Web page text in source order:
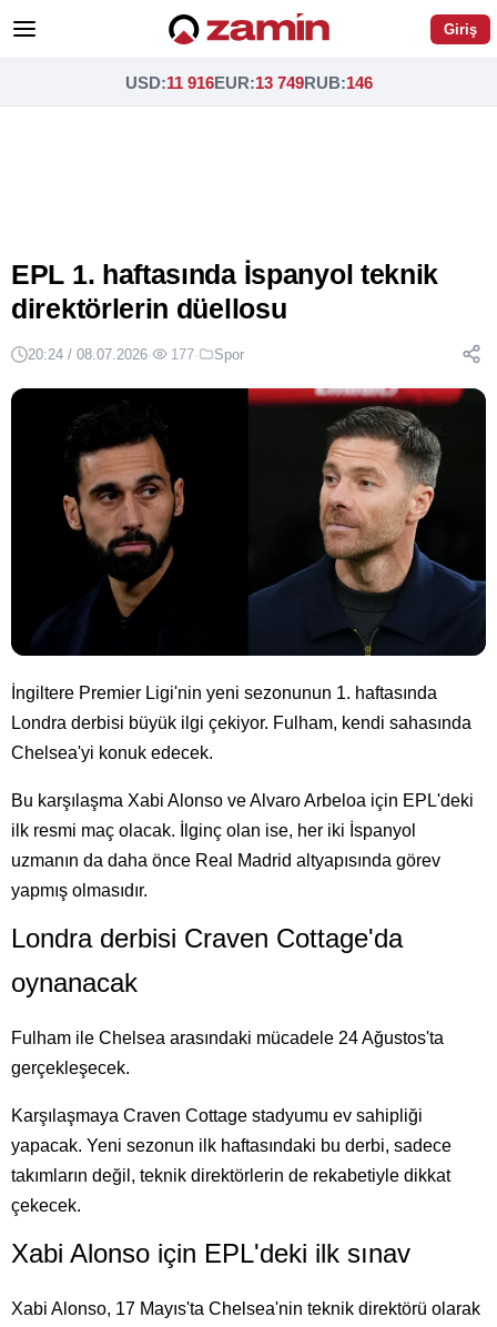
Giriş
USD:11 916EUR:13 749RUB:146
EPL 1. haftasında İspanyol teknik
direktörlerin düellosu
20:24 / 08.07.2026· 177· Spor
İngiltere Premier Ligi'nin yeni sezonunun 1. haftasında
Londra derbisi büyük ilgi çekiyor. Fulham, kendi sahasında
Chelsea'yi konuk edecek.
Bu karşılaşma Xabi Alonso ve Alvaro Arbeloa için EPL'deki
ilk resmi maç olacak. İlginç olan ise, her iki İspanyol
uzmanın da daha önce Real Madrid altyapısında görev
yapmış olmasıdır.
Londra derbisi Craven Cottage'da
oynanacak
Fulham ile Chelsea arasındaki mücadele 24 Ağustos'ta
gerçekleşecek.
Karşılaşmaya Craven Cottage stadyumu ev sahipliği
yapacak. Yeni sezonun ilk haftasındaki bu derbi, sadece
takımların değil, teknik direktörlerin de rekabetiyle dikkat
çekecek.
Xabi Alonso için EPL'deki ilk sınav
Xabi Alonso, 17 Mayıs'ta Chelsea'nin teknik direktörü olarak